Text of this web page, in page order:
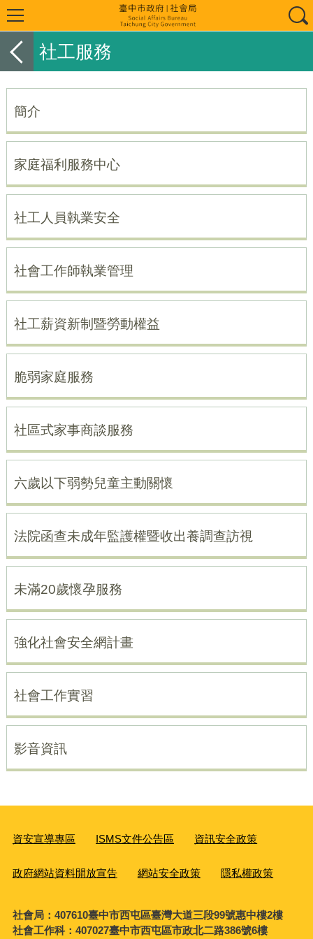
社工服務
簡介
家庭福利服務中心
社工人員執業安全
社會工作師執業管理
社工薪資新制暨勞動權益
脆弱家庭服務
社區式家事商談服務
六歲以下弱勢兒童主動關懷
法院函查未成年監護權暨收出養調查訪視
未滿20歲懷孕服務
強化社會安全網計畫
社會工作實習
影音資訊
資安宣導專區 ISMS文件公告區 資訊安全政策
政府網站資料開放宣告 網站安全政策 隱私權政策
社會局：407610臺中市西屯區臺灣大道三段99號惠中樓2樓
社會工作科：407027臺中市西屯區市政北二路386號6樓